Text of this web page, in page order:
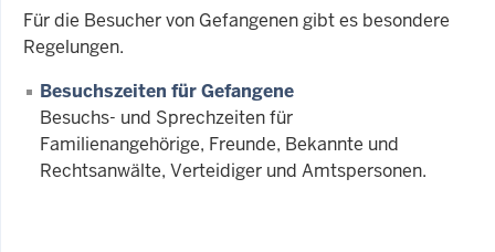
Für die Besucher von Gefangenen gibt es besondere
Regelungen.
Besuchszeiten für Gefangene
Besuchs- und Sprechzeiten für
Familienangehörige, Freunde, Bekannte und
Rechtsanwälte, Verteidiger und Amtspersonen.